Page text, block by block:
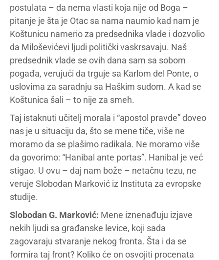
postulata – da nema vlasti koja nije od Boga –
pitanje je šta je Otac sa nama naumio kad nam je
Koštunicu namerio za predsednika vlade i dozvolio
da Miloševićevi ljudi politički vaskrsavaju. Naš
predsednik vlade se ovih dana sam sa sobom
pogađa, verujući da trguje sa Karlom del Ponte, o
uslovima za saradnju sa Haškim sudom. A kad se
Koštunica šali – to nije za smeh.
Taj istaknuti učitelj morala i “apostol pravde” doveo
nas je u situaciju da, što se mene tiče, više ne
moramo da se plašimo radikala. Ne moramo više
da govorimo: “Hanibal ante portas”. Hanibal je već
stigao. U ovu – daj nam bože – netačnu tezu, ne
veruje Slobodan Marković iz Instituta za evropske
studije.
Slobodan G. Marković: Mene iznenađuju izjave
nekih ljudi sa građanske levice, koji sada
zagovaraju stvaranje nekog fronta. Šta i da se
formira taj front? Koliko će on osvojiti procenata